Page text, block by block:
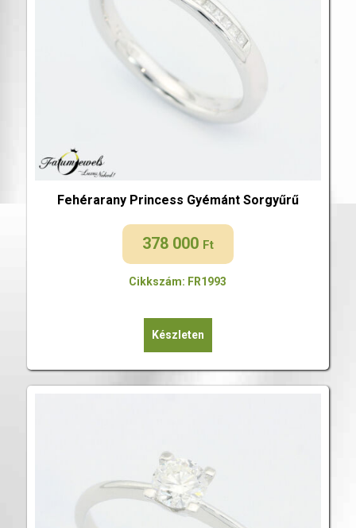
Fehérarany Princess Gyémánt Sorgyűrű
378 000 Ft
Cikkszám: FR1993
Készleten